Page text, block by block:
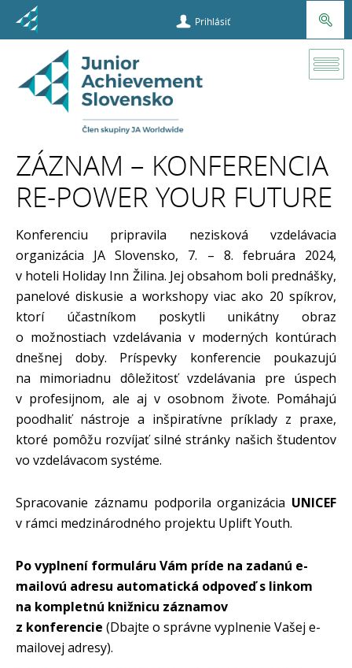
Prihlásiť
Záznam
Konferencia
RE-POWER
YOUR
FUTURE
ZÁZNAM – KONFERENCIA
RE-POWER YOUR FUTURE
Konferenciu pripravila nezisková vzdelávacia
organizácia JA Slovensko, 7. – 8. februára 2024,
v hoteli Holiday Inn Žilina. Jej obsahom boli prednášky,
panelové diskusie a workshopy viac ako 20 spíkrov,
ktorí účastníkom poskytli unikátny obraz
o možnostiach vzdelávania v moderných kontúrach
dnešnej doby. Príspevky konferencie poukazujú
na mimoriadnu dôležitosť vzdelávania pre úspech
v profesijnom, ale aj v osobnom živote. Pomáhajú
poodhaliť nástroje a inšpiratívne príklady z praxe,
ktoré pomôžu rozvíjať silné stránky našich študentov
vo vzdelávacom systéme.
Spracovanie záznamu podporila organizácia UNICEF
v rámci medzinárodného projektu Uplift Youth.
Po vyplnení formuláru Vám príde na zadanú e-
mailovú adresu automatická odpoveď s linkom
na kompletnú knižnicu záznamov
z konferencie (Dbajte o správne vyplnenie Vašej e-
mailovej adresy).